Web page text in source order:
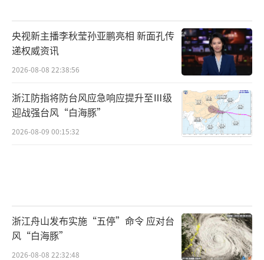
央视新主播李秋莹孙亚鹏亮相 新面孔传
递权威资讯
2026-08-08 22:38:56
浙江防指将防台风应急响应提升至Ⅲ级
迎战强台风“白海豚”
2026-08-09 00:15:32
浙江舟山发布实施“五停”命令 应对台
风“白海豚”
2026-08-08 22:32:48